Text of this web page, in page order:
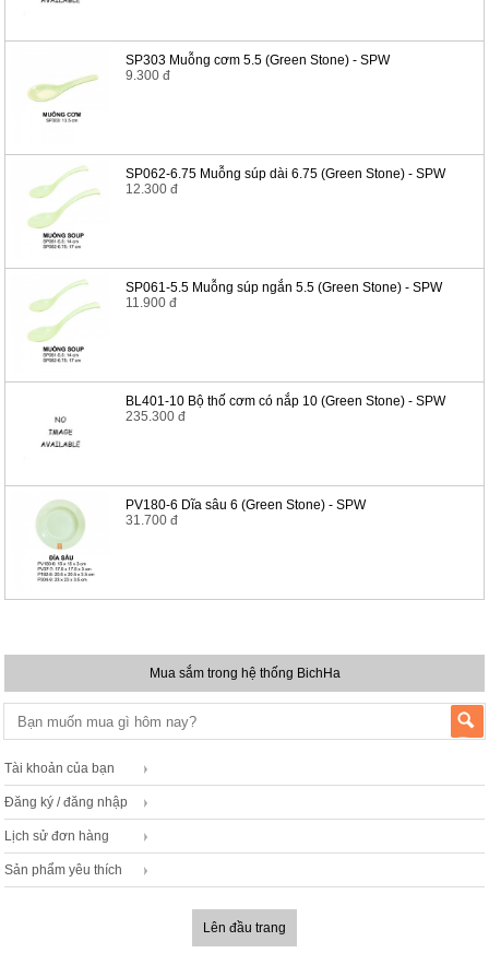
SP303 Muỗng cơm 5.5 (Green Stone) - SPW
9.300 đ
SP062-6.75 Muỗng súp dài 6.75 (Green Stone) - SPW
12.300 đ
SP061-5.5 Muỗng súp ngắn 5.5 (Green Stone) - SPW
11.900 đ
BL401-10 Bộ thố cơm có nắp 10 (Green Stone) - SPW
235.300 đ
PV180-6 Dĩa sâu 6 (Green Stone) - SPW
31.700 đ
Mua sắm trong hệ thống BichHa
Tài khoản của bạn
Đăng ký / đăng nhập
Lịch sử đơn hàng
Sản phẩm yêu thích
Lên đầu trang